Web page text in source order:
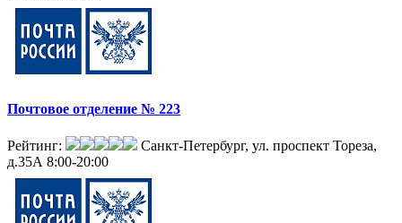
Почтовое отделение № 223
Рейтинг:
Санкт-Петербург, ул. проспект Тореза,
д.35А 8:00-20:00